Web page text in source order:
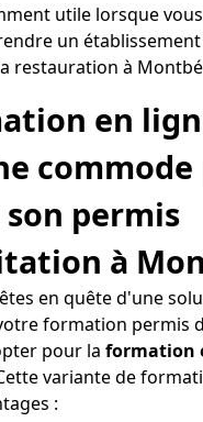
utile lorsque
un établissement
restauration à
en
permis
à
en quête d'une
formation permis
pour la formation
variante de
: